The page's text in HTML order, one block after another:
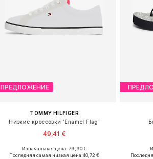
ПРЕДЛОЖЕНИЕ
TOMMY HILFIGER
Низкие кроссовки 'Enamel Flag'
49,41 €
Доступные размеры: 36, 37, 38, 39, 40
Изначальная цена: 79,90 €
Последняя самая низкая цена:40,72 €